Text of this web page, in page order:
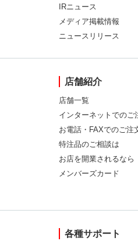
IRニュース
メディア掲載情報
ニュースリリース
店舗紹介
店舗一覧
インターネットでのご
お電話・FAXでのご注
特注品のご相談は
お店を開業されるなら
メンバーズカード
各種サポート